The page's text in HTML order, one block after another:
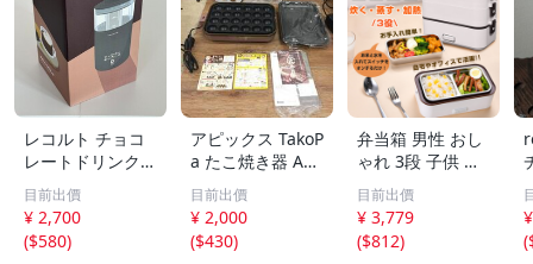
レコルト チョコ
レートドリンクメ
ーカー RMT-2 (G
Y) Chocolate Dri
nk Maker recolte
未開封
目前出價
¥ 2,700
($580)
アピックス TakoP
a たこ焼き器 AT
M-024 ブラウン
着脱式プレート2
枚組（たこ焼き/
平面）元箱/取扱
目前出價
¥ 2,000
($430)
弁当箱 男性 おし
ゃれ 3段 子供 女
子 炊飯器 1合炊
き 一人暮らし用
マルチ 小型 電気
加熱 ランチ ボッ
目前出價
¥ 3,779
($812)
(